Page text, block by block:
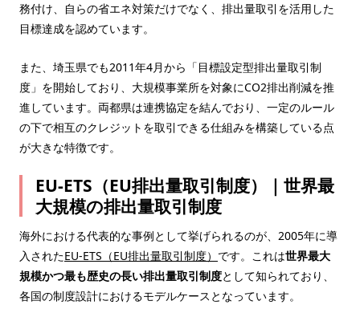
務付け、自らの省エネ対策だけでなく、排出量取引を活用した
目標達成を認めています。
また、埼玉県でも2011年4月から「目標設定型排出量取引制
度」を開始しており、大規模事業所を対象にCO2排出削減を推
進しています。両都県は連携協定を結んでおり、一定のルール
の下で相互のクレジットを取引できる仕組みを構築している点
が大きな特徴です。
EU-ETS（EU排出量取引制度）｜世界最
大規模の排出量取引制度
海外における代表的な事例として挙げられるのが、2005年に導
入されたEU-ETS（EU排出量取引制度） です。これは世界最大
規模かつ最も歴史の長い排出量取引制度として知られており、
各国の制度設計におけるモデルケースとなっています。